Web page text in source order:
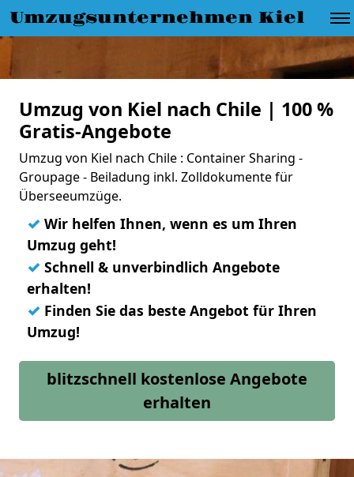
Umzugsunternehmen Kiel
Umzug von Kiel nach Chile | 100 %
Gratis-Angebote
Umzug von Kiel nach Chile : Container Sharing -
Groupage - Beiladung inkl. Zolldokumente für
Überseeumzüge.
✓ Wir helfen Ihnen, wenn es um Ihren
Umzug geht!
✓ Schnell & unverbindlich Angebote
erhalten!
✓ Finden Sie das beste Angebot für Ihren
Umzug!
blitzschnell kostenlose Angebote
erhalten